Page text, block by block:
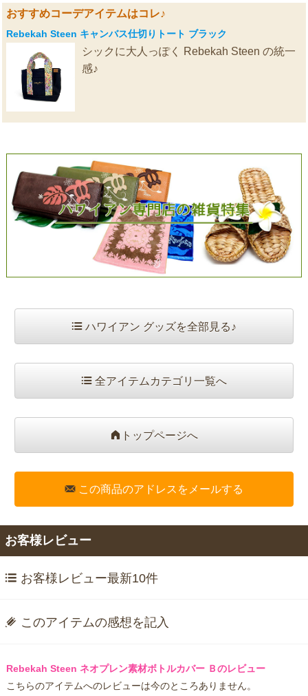
おすすめコーデアイテムはコレ♪
Rebekah Steen キャンバス仕切りトート ブラック
シックに大人っぽく Rebekah Steen の統一
感♪
ハワイアン グッズを全部見る♪
全アイテムカテゴリ一覧へ
トップページへ
この商品のアドレスをメールする
お客様レビュー
お客様レビュー最新10件
このアイテムの感想を記入
Rebekah Steen ネオプレン素材ボトルカバー Ｂのレビュー
こちらのアイテムへのレビューは今のところありません。